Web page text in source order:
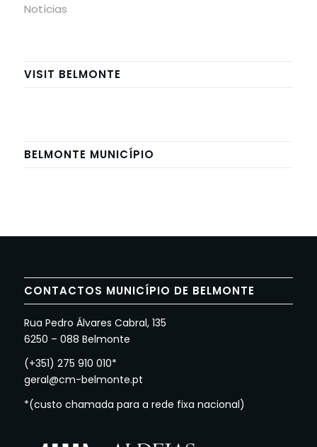
Notícias
VISIT BELMONTE
BELMONTE MUNICÍPIO
CONTACTOS MUNICÍPIO DE BELMONTE
Rua Pedro Álvares Cabral, 135
6250 – 088 Belmonte
(+351) 275 910 010*
geral@cm-belmonte.pt
*(custo chamada para a rede fixa nacional)